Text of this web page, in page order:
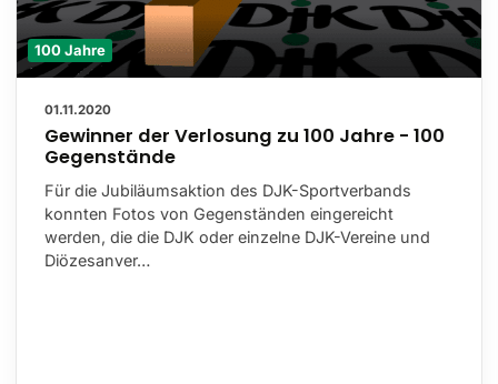
100 Jahre
01.11.2020
Gewinner der Verlosung zu 100 Jahre - 100
Gegenstände
Für die Jubiläumsaktion des DJK-Sportverbands
konnten Fotos von Gegenständen eingereicht
werden, die die DJK oder einzelne DJK-Vereine und
Diözesanver…